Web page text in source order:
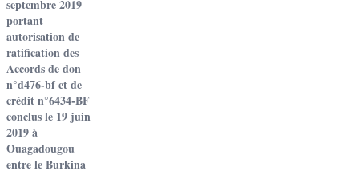
septembre 2019
portant
autorisation de
ratification des
Accords de don
n°d476-bf et de
crédit n°6434-BF
conclus le 19 juin
2019 à
Ouagadougou
entre le Burkina